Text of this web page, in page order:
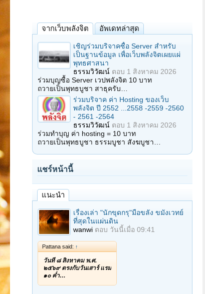
จากเว็บพลังจิต อัพเดทล่าสุด
เชิญร่วมบริจาคซื้อ Server สำหรับ
เป็นฐานข้อมูล เพื่อเว็บพลังจิตเผยแผ่
พุทธศาสนา
ธรรมวิวัฒน์ ตอบ 1 สิงหาคม 2026
ร่วมบุญซื้อ Server เวปพลังจิต 10 บาท
ถวายเป็นพุทธบูชา สาธุครับ…
ร่วมบริจาค ค่า Hosting ของเว็บ
พลังจิต ปี 2552 ...2558 -2559 -2560
- 2561 -2564
ธรรมวิวัฒน์ ตอบ 1 สิงหาคม 2026
ร่วมทำบุญ ค่า hosting = 10 บาท
ถวายเป็นพุทธบูชา ธรรมบูชา สังฆบูชา…
แชร์หน้านี้
แนะนำ
เรื่องเล่า "นักขุดกรุ"มือขลัง ขมังเวทย์
ที่สุดในแผ่นดิน
wanwi ตอบ วันนี้เมื่อ 09:41
Pattana said: ↑
วันที่ ๘ สิงหาคม พ.ศ.
๒๕๖๙ ตรงกับวันเสาร์ แรม
๑๐ ค่ำ…